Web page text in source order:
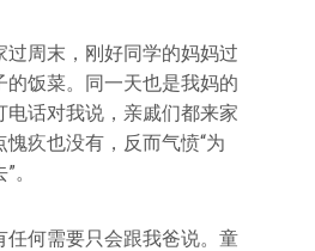
过周末，刚好同学的妈妈过
的饭菜。同一天也是我妈的
电话对我说，亲戚们都来家
疚也没有，反而气愤“为
。
任何需要只会跟我爸说。童